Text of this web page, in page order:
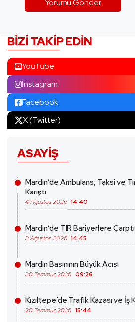
BIZI TAKIP EDIN
YouTube
İnstagram
Facebook
X (Twitter)
ASAYIŞ
Mardin’de Ambulans, Taksi ve
Karıştı
4 Ağustos 2026 14:40
Mardin’de TIR Bariyerlere
3 Ağustos 2026 14:45
Mardin Basınının Büyük Acısı
30 Temmuz 2026 09:26
Kızıltepe’de Trafik Kazası ve İş
20 Temmuz 2026 15:44